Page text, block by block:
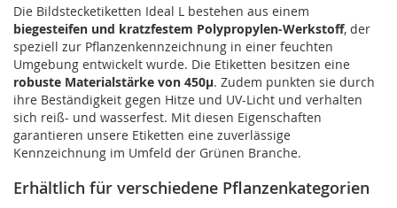
Die Bildstecketiketten Ideal L bestehen aus einem
biegesteifen und kratzfestem Polypropylen-Werkstoff, der
speziell zur Pflanzenkennzeichnung in einer feuchten
Umgebung entwickelt wurde. Die Etiketten besitzen eine
robuste Materialstärke von 450µ. Zudem punkten sie durch
ihre Beständigkeit gegen Hitze und UV-Licht und verhalten
sich reiß- und wasserfest. Mit diesen Eigenschaften
garantieren unsere Etiketten eine zuverlässige
Kennzeichnung im Umfeld der Grünen Branche.
Erhältlich für verschiedene Pflanzenkategorien